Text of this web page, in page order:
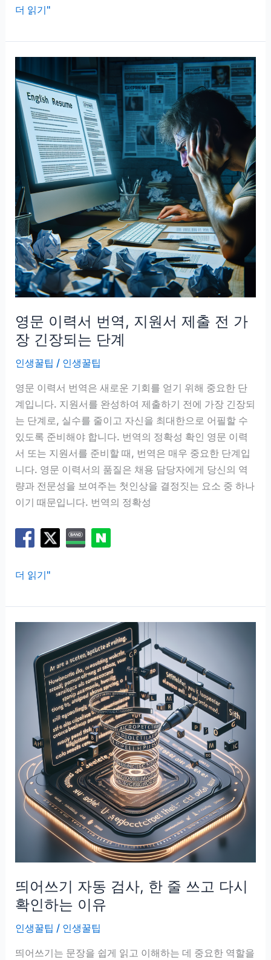
파
고
번
역
정
확
도,
결
과
이
상
할
때
비
교
하
되
는
유
더 읽기"
영문 이력서 번역, 지원서 제출 전 가
장 긴장되는 단계
인생꿀팁 / 인생꿀팁
영문 이력서 번역은 새로운 기회를 얻기 위해 중요한 단
계입니다. 지원서를 완성하여 제출하기 전에 가장 긴장되
는 단계로, 실수를 줄이고 자신을 최대한으로 어필할 수
있도록 준비해야 합니다. 번역의 정확성 확인 영문 이력
서 또는 지원서를 준비할 때, 번역은 매우 중요한 단계입
니다. 영문 이력서의 품질은 채용 담당자에게 당신의 역
량과 전문성을 보여주는 첫인상을 결정짓는 요소 중 하나
이기 때문입니다. 번역의 정확성
영
이
력
전
가
장
단
계
더 읽기"
띄어쓰기 자동 검사, 한 줄 쓰고 다시
확인하는 이유
인생꿀팁 / 인생꿀팁
띄어쓰기는 문장을 쉽게 읽고 이해하는 데 중요한 역할을